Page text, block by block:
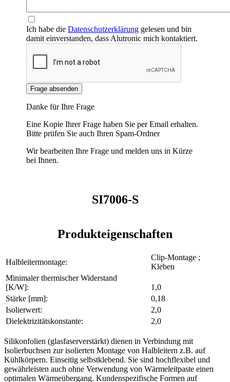
Ich habe dieDatenschutzerklärung gelesen und bin
damit einverstanden, dass Alutronic mich kontaktiert.
Frage absenden
Danke für Ihre Frage
Eine Kopie Ihrer Frage haben Sie per Email erhalten.
Bitte prüfen Sie auch Ihren Spam-Ordner
Wir bearbeiten Ihre Frage und melden uns in Kürze
bei Ihnen.
SI7006-S
Produkteigenschaften
Halbleitermontage:
Clip-Montage ;
Kleben
Minimaler thermischer Widerstand
[K/W]:
1,0
Stärke [mm]:
0,18
Isolierwert:
2,0
Dielektrizitätskonstante:
2,0
Silikonfolien (glasfaserverstärkt) dienen in Verbindung mit
Isolierbuchsen zur isolierten Montage von Halbleitern z.B. auf
Kühlkörpern. Einseitig selbstklebend. Sie sind hochflexibel und
gewährleisten auch ohne Verwendung von Wärmeleitpaste einen
optimalen Wärmeübergang. Kundenspezifische Formen auf